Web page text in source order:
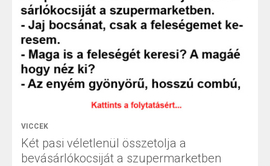
VICCEK
Két pasi véletlenül összetolja a
bevásárlókocsiját a szupermarketben